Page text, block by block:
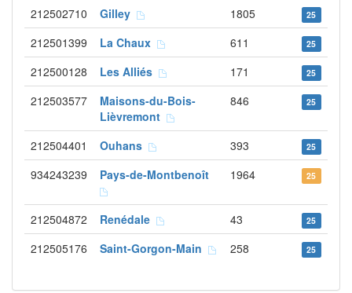
212502710 Gilley 1805 25
212501399 La Chaux 611 25
212500128 Les Alliés 171 25
212503577
Maisons-du-Bois-
Lièvremont
846 25
212504401 Ouhans 393 25
934243239 Pays-de-Montbenoît 1964 25
212504872 Renédale 43 25
212505176 Saint-Gorgon-Main 258 25